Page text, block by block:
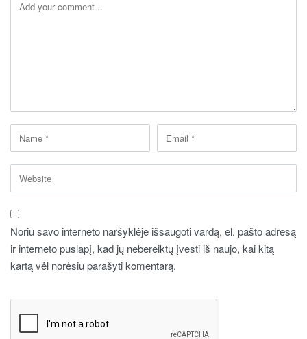
Noriu savo interneto naršyklėje išsaugoti vardą, el. pašto adresą
ir interneto puslapį, kad jų nebereiktų įvesti iš naujo, kai kitą
kartą vėl norėsiu parašyti komentarą.